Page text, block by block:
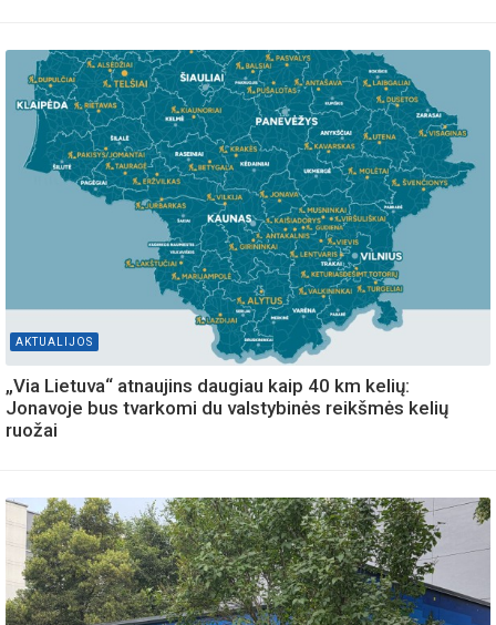
AKTUALIJOS
„Via Lietuva“ atnaujins daugiau kaip 40 km kelių:
Jonavoje bus tvarkomi du valstybinės reikšmės kelių
ruožai